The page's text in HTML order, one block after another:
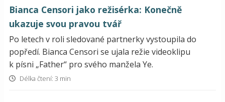
Bianca Censori jako režisérka: Konečně
ukazuje svou pravou tvář
Po letech v roli sledované partnerky vystoupila do
popředí. Bianca Censori se ujala režie videoklipu
k písni „Father“ pro svého manžela Ye.
Délka čtení: 3 min